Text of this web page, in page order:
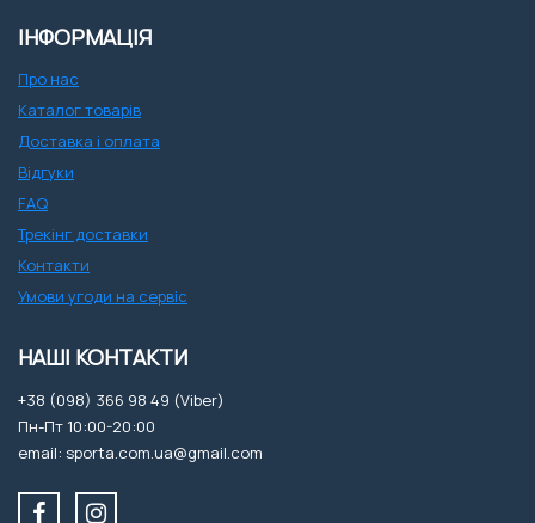
ІНФОРМАЦІЯ
Про нас
Каталог товарів
Доставка і оплата
Відгуки
FAQ
Трекінг доставки
Контакти
Умови угоди на сервіс
НАШІ КОНТАКТИ
+38 (098) 366 98 49 (Viber)
Пн-Пт 10:00-20:00
email: sporta.com.ua@gmail.com